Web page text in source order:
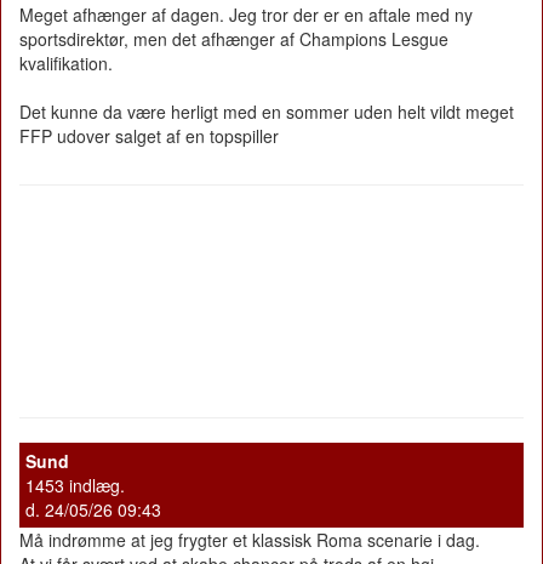
Meget afhænger af dagen. Jeg tror der er en aftale med ny
sportsdirektør, men det afhænger af Champions Lesgue
kvalifikation.
Det kunne da være herligt med en sommer uden helt vildt meget
FFP udover salget af en topspiller
Sund
1453 indlæg.
d. 24/05/26 09:43
Må indrømme at jeg frygter et klassisk Roma scenarie i dag.